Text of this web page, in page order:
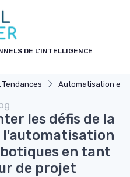
DE L'INTELLIGENCE
Automatisation et
les défis de la
l'automatisation
en tant
de projet